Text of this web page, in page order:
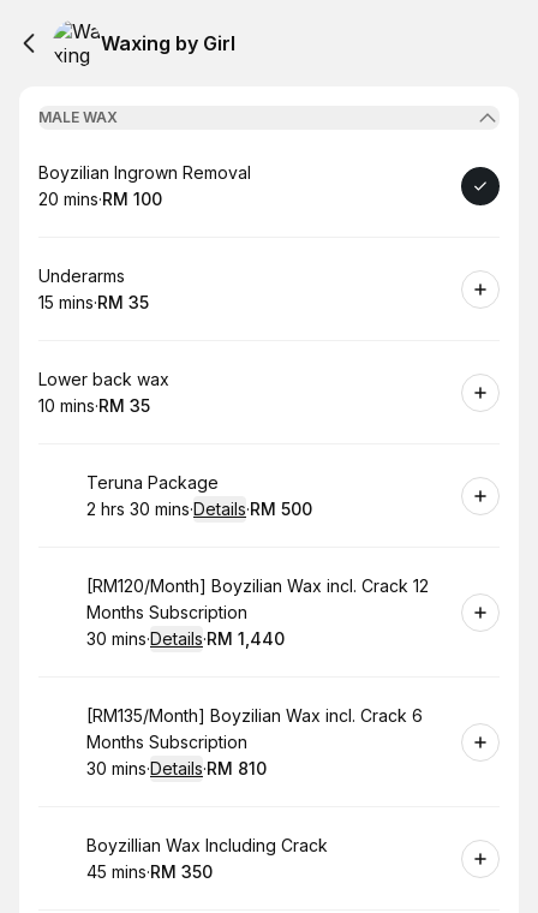
Waxing by Girl
MALE WAX
Book
Boyzilian Ingrown Removal
.Duration
20 mins·
.Price:
RM 100
Book
Underarms
.Duration :
15 mins·
.Price
RM 35
Book
Lower back wax
.Duration :
10 mins·
.Price
RM 35
Book
Teruna Package
. Duration:
2 hrs 30 mins·Details·
.Price:
RM 500
Book
[RM120/Month] Boyzilian Wax incl. Crack 12
Months Subscription
.Duration:
30 mins·Details·
.Price:
RM 1,440
Book
[RM135/Month] Boyzilian Wax incl. Crack 6
Months Subscription
.Duration:
30 mins·Details·
.Price:
RM 810
Book
Boyzillian Wax Including Crack
.Duration
45 mins·
.Price:
RM 350